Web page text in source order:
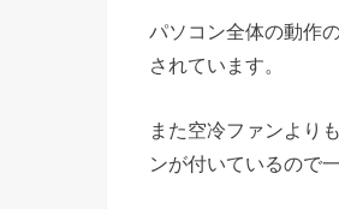
パソコン全体の動作
されています。
また空冷ファンより
ンが付いているので